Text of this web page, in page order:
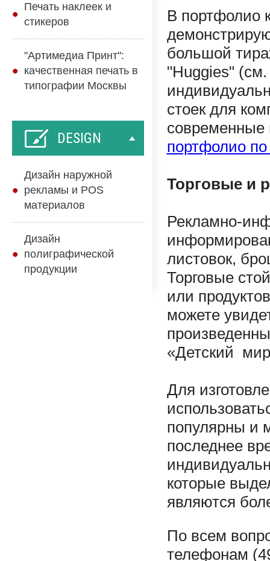
Печать наклеек и
стикеров
"Артимедиа Принт":
качественная печать в
типографии Москвы
DESIGN
Дизайн наружной
рекламы и POS
материалов
Дизайн
полиграфической
продукции
В портфолио
большой
"Huggies"
стоек для
современные
портфолио
Торговые и
Рекламно-
листовок,
Торговые
или
можете
«Детский
Для
популярны и
последнее
которые
являются
По всем
телефонам